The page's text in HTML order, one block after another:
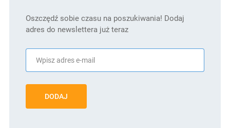
Oszczędź sobie czasu na poszukiwania! Dodaj
adres do newslettera już teraz
DODAJ